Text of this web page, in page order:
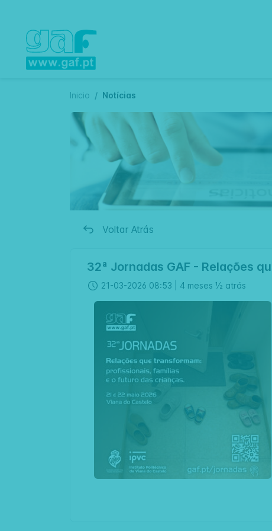
Inicio Notícias
Voltar Atrás
32ª Jornadas GAF - Relações
21-03-2026 08:53 | 4 meses ½ atrás